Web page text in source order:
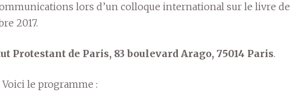
lors d’un colloque international sur le livre de
2017.
Protestant de Paris, 83 boulevard Arago, 75014 Paris.
le programme :